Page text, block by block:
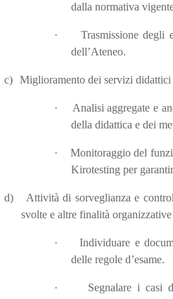
dalla normativa
·
Trasmissione degli
dell’Ateneo.
c) Miglioramento dei servizi didattici
·
Analisi aggregate e
della didattica e dei
·
Monitoraggio del
Kirotesting per
d)
Attività di sorveglianza e
svolte e altre finalità
·
Individuare e
delle regole d’esame.
·
Segnalare i casi